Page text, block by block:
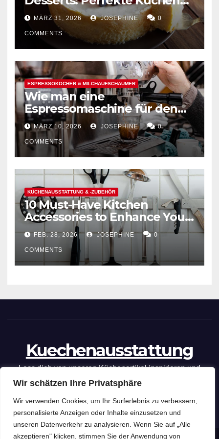
Wir schätzen Ihre Privatsphäre
Wir verwenden Cookies, um Ihr Surferlebnis zu verbessern,
personalisierte Anzeigen oder Inhalte einzusetzen und
unseren Datenverkehr zu analysieren. Wenn Sie auf „Alle
akzeptieren" klicken, stimmen Sie der Anwendung von
mühelos backen
MÄRZ 31, 2026 JOSEPHINE 0
COMMENTS
ESPRESSOKOCHER & MILCHAUFSCHÄUMER
Wie man eine
Espressomaschine für den
Hausgebrauch auswählt
MÄRZ 10, 2026 JOSEPHINE 0
COMMENTS
KÜCHENAUSSTATTUNG & -ZUBEHÖR
10 Must-Have Kitchen
Accessories to Enhance Your
Cooking Efficiency
FEB. 28, 2026 JOSEPHINE 0
COMMENTS
Kuechenausstattung
Lass dich von unseren Küchenartikel inspirieren und
optimiere deine kulinarischen Fähigkeiten mit unseren
praktischen Tipps und Tricks.